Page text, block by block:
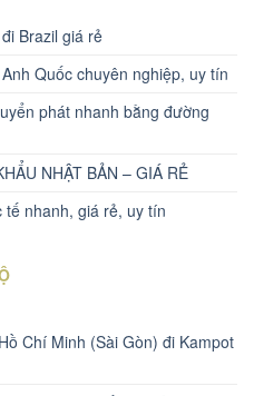
Brazil giá rẻ
Quốc chuyên nghiệp, uy tín
phát nhanh bằng đường
NHẬT BẢN – GIÁ RẺ
tế nhanh, giá rẻ, uy tín
Chí Minh (Sài Gòn) đi Kampot